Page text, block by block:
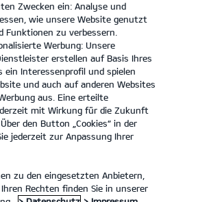
Original Öl ist da.
Zwecken ein: Analyse und
wie unsere Website genutzt
Funktionen zu verbessern.
Werbung: Unsere
erstellen auf Basis Ihres
ein Interessenprofil und spielen
und auch auf anderen Websites
aus. Eine erteilte
mit Wirkung für die Zukunft
den Button „Cookies“ in der
jederzeit zur Anpassung Ihrer
zu den eingesetzten Anbietern,
Rechten finden Sie in unserer